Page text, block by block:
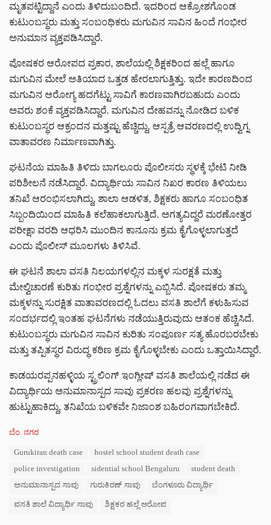
ಮೃತಪಟ್ಟಿದ್ದಾನೆ ಎಂದು ತಿಳಿದುಬಂದಿದೆ. ಇದರಿಂದ ಆಕ್ರೋಶಗೊಂಡ
ಕುಟುಂಬಸ್ಥರು ಮತ್ತು ಸಂಬಂಧಿಕರು ಮಗುವಿನ ಸಾವಿನ ಹಿಂದೆ ಗಂಭೀರ
ಅನುಮಾನ ವ್ಯಕ್ತಪಡಿಸಿದ್ದಾರೆ.
ಪೋಷಕರ ಆರೋಪದ ಪ್ರಕಾರ, ಶಾಲೆಯಲ್ಲಿ ಶಿಕ್ಷಕರಿಂದ ಹಲ್ಲೆ ಹಾಗೂ
ಮಗುವಿನ ಮೇಲೆ ಅತಿಯಾದ ಒತ್ತಡ ಹೇರಲಾಗುತ್ತಿತ್ತು. ಇದೇ ಕಾರಣದಿಂದ
ಮಗುವಿನ ಆರೋಗ್ಯ ಹದಗೆಟ್ಟು ಸಾವಿಗೆ ಕಾರಣವಾಗಿರಬಹುದು ಎಂದು
ಅವರು ಶಂಕೆ ವ್ಯಕ್ತಪಡಿಸಿದ್ದಾರೆ. ಮಗುವಿನ ದೇಹವನ್ನು ನೋಡಿದ ಬಳಿಕ
ಕುಟುಂಬಸ್ಥರ ಆಕ್ರಂದನ ಮತ್ತಷ್ಟು ಹೆಚ್ಚಿದ್ದು, ಆಸ್ಪತ್ರೆ ಆವರಣದಲ್ಲಿ ಉದ್ವಿಗ್ನ
ವಾತಾವರಣ ನಿರ್ಮಾಣವಾಗಿತ್ತು.
ಘಟನೆಯ ಮಾಹಿತಿ ತಿಳಿದು ಬಾಗಲೂರು ಪೊಲೀಸರು ಸ್ಥಳಕ್ಕೆ ಭೇಟಿ ನೀಡಿ
ಪರಿಶೀಲನೆ ನಡೆಸಿದ್ದಾರೆ. ವಿದ್ಯಾರ್ಥಿಯ ಸಾವಿನ ನಿಖರ ಕಾರಣ ತಿಳಿಯಲು
ತನಿಖೆ ಆರಂಭಿಸಲಾಗಿದ್ದು, ಶಾಲಾ ಆಡಳಿತ, ಶಿಕ್ಷಕರು ಹಾಗೂ ಸಂಬಂಧಿತ
ಸಿಬ್ಬಂದಿಯಿಂದ ಮಾಹಿತಿ ಕಲೆಹಾಕಲಾಗುತ್ತಿದೆ. ಅಗತ್ಯವಿದ್ದರೆ ಮರಣೋತ್ತರ
ಪರೀಕ್ಷಾ ವರದಿ ಆಧರಿಸಿ ಮುಂದಿನ ಕಾನೂನು ಕ್ರಮ ಕೈಗೊಳ್ಳಲಾಗುತ್ತದೆ
ಎಂದು ಪೊಲೀಸ್ ಮೂಲಗಳು ತಿಳಿಸಿವೆ.
ಈ ಘಟನೆ ಶಾಲಾ ವಸತಿ ನಿಲಯಗಳಲ್ಲಿನ ಮಕ್ಕಳ ಸುರಕ್ಷತೆ ಮತ್ತು
ಮೇಲ್ವಿಚಾರಣೆ ಕುರಿತು ಗಂಭೀರ ಪ್ರಶ್ನೆಗಳನ್ನು ಎಬ್ಬಿಸಿದೆ. ಪೋಷಕರು ತಮ್ಮ
ಮಕ್ಕಳನ್ನು ಸುರಕ್ಷಿತ ವಾತಾವರಣದಲ್ಲಿ ಓದಲು ವಸತಿ ಶಾಲೆಗೆ ಕಳುಹಿಸುವ
ಸಂದರ್ಭದಲ್ಲಿ ಇಂತಹ ಘಟನೆಗಳು ನಡೆಯುತ್ತಿರುವುದು ಆತಂಕ ಹೆಚ್ಚಿಸಿದೆ.
ಕುಟುಂಬಸ್ಥರು ಮಗುವಿನ ಸಾವಿನ ಕುರಿತು ಸಂಪೂರ್ಣ ಸತ್ಯ ಹೊರಬರಬೇಕು
ಮತ್ತು ತಪ್ಪಿತಸ್ಥರ ವಿರುದ್ಧ ಕಠಿಣ ಕ್ರಮ ಕೈಗೊಳ್ಳಬೇಕು ಎಂದು ಒತ್ತಾಯಿಸಿದ್ದಾರೆ.
ಕಾಡಯರಪ್ಪನಹಳ್ಳಿಯ ಸ್ಟ್ರಲಿಂಗ್ ಇಂಗ್ಲೀಷ್ ವಸತಿ ಶಾಲೆಯಲ್ಲಿ ನಡೆದ ಈ
ವಿದ್ಯಾರ್ಥಿಯ ಅನುಮಾನಾಸ್ಪದ ಸಾವು ಪ್ರಕರಣ ಹಲವು ಪ್ರಶ್ನೆಗಳನ್ನು
ಹುಟ್ಟುಹಾಕಿದ್ದು, ತನಿಖೆಯ ಬಳಿಕವೇ ನಿಜಾಂಶ ಬಹಿರಂಗವಾಗಬೇಕಿದೆ.
C
ಬೆಂ. ನಗರ
Gurukiran death case
hostel school student death case
police investigation
sidential school Bengaluru
student death
ಅನುಮಾನಾಸ್ಪದ ಸಾವು
ಗುರುಕಿರಣ್ ಸಾವು ಬೆಂಗಳೂರು ವಿದ್ಯಾರ್ಥಿ
ವಸತಿ ಶಾಲೆ ವಿದ್ಯಾರ್ಥಿ ಸಾವು ಶಿಕ್ಷಕರ ಹಲ್ಲೆ ಆರೋಪ